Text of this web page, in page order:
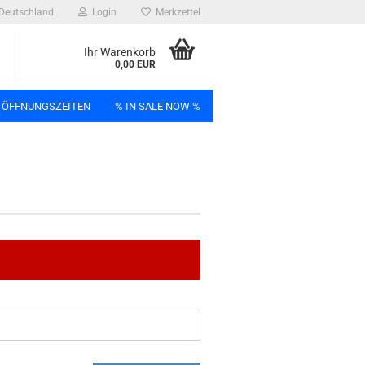
Deutschland Login Merkzettel
Ihr Warenkorb
0,00 EUR
% IN SALE NOW %